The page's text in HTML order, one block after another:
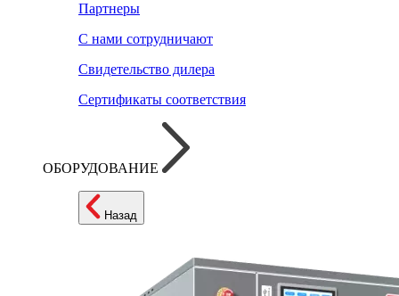
Партнеры
С нами сотрудничают
Свидетельство дилера
Сертификаты соответствия
ОБОРУДОВАНИЕ
Назад